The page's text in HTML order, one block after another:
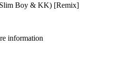
Boy & KK) [Remix]